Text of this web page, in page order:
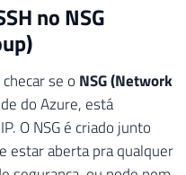
no NSG
se o NSG (Network
do Azure, está
O NSG é criado junto
estar aberta pra qualquer